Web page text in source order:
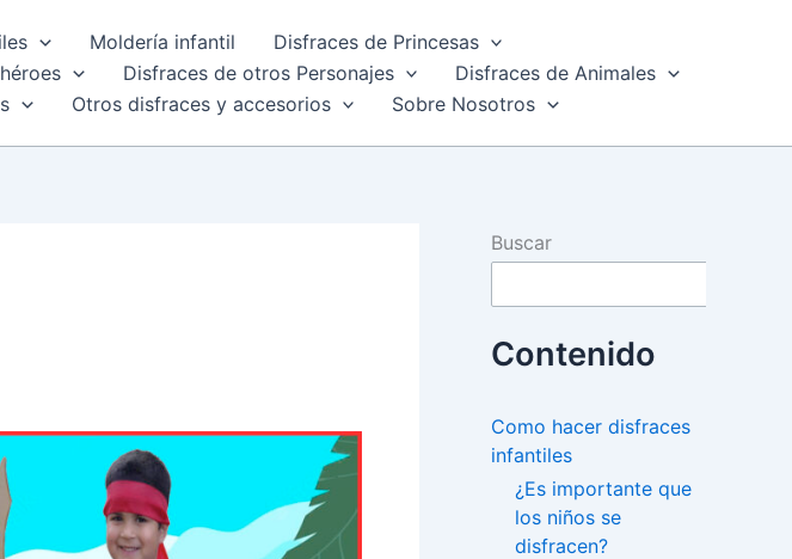
Moldería infantil
Disfraces de Princesas
Disfraces de otros Personajes
Disfraces de Animales
Otros disfraces y accesorios Sobre Nosotros
Buscar
Contenido
Como hacer disfraces
infantiles
¿Es importante que
los niños se
disfracen?